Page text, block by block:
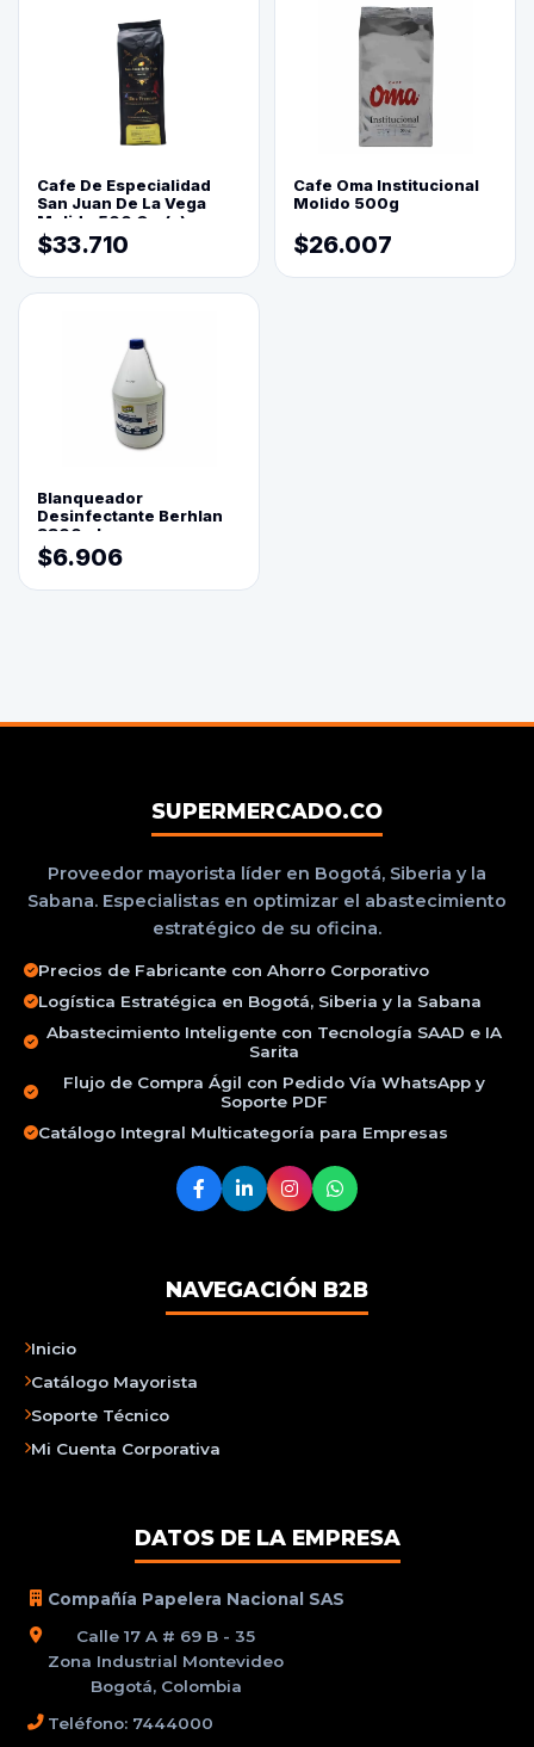
Cafe De Especialidad
San Juan De La Vega
Molido 500 Grs(=)
$33.710
Cafe Oma Institucional
Molido 500g
$26.007
Blanqueador
Desinfectante Berhlan
3800ml
$6.906
SUPERMERCADO.CO
Proveedor mayorista líder en Bogotá, Siberia y la
Sabana. Especialistas en optimizar el abastecimiento
estratégico de su oficina.
Precios de Fabricante con Ahorro Corporativo
Logística Estratégica en Bogotá, Siberia y la Sabana
Abastecimiento Inteligente con Tecnología SAAD e IA
Sarita
Flujo de Compra Ágil con Pedido Vía WhatsApp y
Soporte PDF
Catálogo Integral Multicategoría para Empresas
NAVEGACIÓN B2B
Inicio
Catálogo Mayorista
Soporte Técnico
Mi Cuenta Corporativa
DATOS DE LA EMPRESA
Compañía Papelera Nacional SAS
Calle 17 A # 69 B - 35
Zona Industrial Montevideo
Bogotá, Colombia
Teléfono: 7444000